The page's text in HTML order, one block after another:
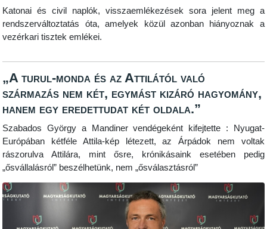
Katonai és civil naplók, visszaemlékezések sora jelent meg a
rendszerváltoztatás óta, amelyek közül azonban hiányoznak a
vezérkari tisztek emlékei.
„A turul-monda és az Attilától való
származás nem két, egymást kizáró hagyomány,
hanem egy eredettudat két oldala.”
Szabados György a Mandiner vendégeként kifejtette : Nyugat-
Európában kétféle Attila-kép létezett, az Árpádok nem voltak
rászorulva Attilára, mint ősre, krónikásaink esetében pedig
„ősvállalásról” beszélhetünk, nem „ősválasztásról”